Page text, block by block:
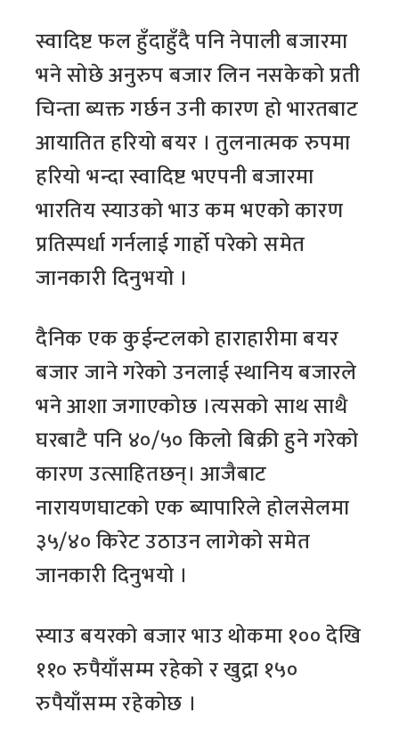
स्वादिष्ट फल हुँदाहुँदै पनि नेपाली बजारमा
भने सोछे अनुरुप बजार लिन नसकेको प्रती
चिन्ता ब्यक्त गर्छन उनी कारण हो भारतबाट
आयातित हरियो बयर । तुलनात्मक रुपमा
हरियो भन्दा स्वादिष्ट भएपनी बजारमा
भारतिय स्याउको भाउ कम भएको कारण
प्रतिस्पर्धा गर्नलाई गार्हो परेको समेत
जानकारी दिनुभयो ।
दैनिक एक कुईन्टलको हाराहारीमा बयर
बजार जाने गरेको उनलाई स्थानिय बजारले
भने आशा जगाएकोछ ।त्यसको साथ साथै
घरबाटै पनि ४०/५० किलो बिक्री हुने गरेको
कारण उत्साहितछन्। आजैबाट
नारायणघाटको एक ब्यापारिले होलसेलमा
३५/४० किरेट उठाउन लागेको समेत
जानकारी दिनुभयो ।
स्याउ बयरको बजार भाउ थोकमा १०० देखि
११० रुपैयाँसम्म रहेको र खुद्रा १५०
रुपैयाँसम्म रहेकोछ ।